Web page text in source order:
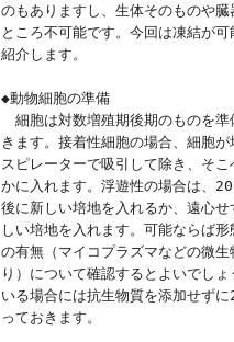
のもありますし、生体そのものや
ところ不可能です。今回は凍結が
紹介します。
◆動物細胞の準備
細胞は対数増殖期後期のものを準
きます。接着性細胞の場合、細胞
スピレーターで吸引して除き、そ
かに入れます。浮遊性の場合は、
後に新しい培地を入れるか、遠心
しい培地を入れます。可能ならば
の有無（マイコプラズマなどの微
り）について確認するとよいでし
いる場合には抗生物質を添加せず
っておきます。